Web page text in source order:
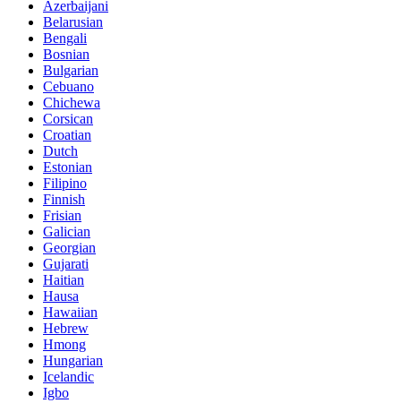
Azerbaijani
Belarusian
Bengali
Bosnian
Bulgarian
Cebuano
Chichewa
Corsican
Croatian
Dutch
Estonian
Filipino
Finnish
Frisian
Galician
Georgian
Gujarati
Haitian
Hausa
Hawaiian
Hebrew
Hmong
Hungarian
Icelandic
Igbo